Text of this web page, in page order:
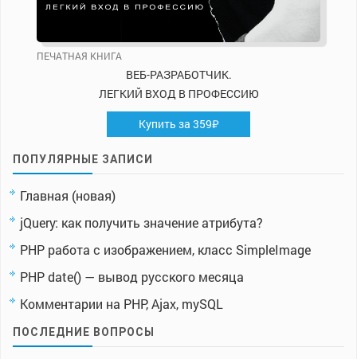
ПЕЧАТНАЯ КНИГА
ВЕБ-РАЗРАБОТЧИК.
ЛЕГКИЙ ВХОД В ПРОФЕССИЮ
Купить за 359₽
ПОПУЛЯРНЫЕ ЗАПИСИ
Главная (новая)
jQuery: как получить значение атрибута?
PHP работа с изображением, класс SimpleImage
PHP date() — вывод русского месяца
Комментарии на PHP, Ajax, mySQL
ПОСЛЕДНИЕ ВОПРОСЫ